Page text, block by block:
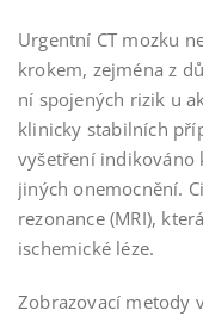
Urgentní CT mozku
krokem, zejména z
ní spojených rizik u
klinicky stabilních
vyšetření indikováno
jiných onemocnění.
rezonance (MRI),
ischemické léze.
Zobrazovací metody